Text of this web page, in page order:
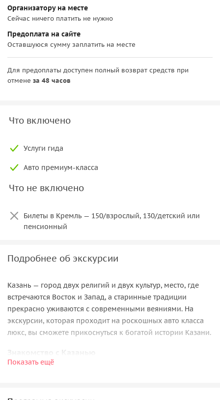
Организатору на месте
Сейчас ничего платить не нужно
Предоплата на сайте
Оставшуюся сумму заплатить на месте
Для предоплаты доступен полный возврат средств при
отмене за 48 часов
Что включено
Услуги гида
Авто премиум-класса
Что не включено
Билеты в Кремль — 150/взрослый, 130/детский или
пенсионный
Подробнее об экскурсии
Казань — город двух религий и двух культур, место, где
встречаются Восток и Запад, а старинные традиции
прекрасно уживаются с современными веяниями. На
экскурсии, которая проходит на роскошных авто класса
люкс, вы сможете прикоснуться к богатой истории Казани.
Знакомство с Казанью
Показать ещё